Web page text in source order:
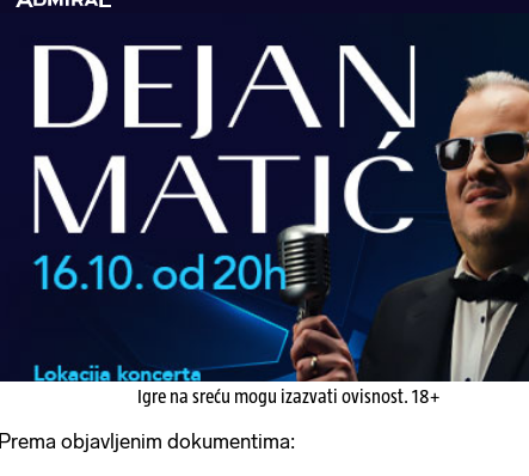
Igre na sreću mogu izazvati ovisnost. 18+
Prema objavljenim dokumentima: